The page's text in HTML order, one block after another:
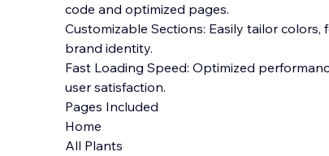
code and optimized pages.
Customizable Sections: Easily tailor
brand identity.
Fast Loading Speed: Optimized
user satisfaction.
Pages Included
Home
All Plants